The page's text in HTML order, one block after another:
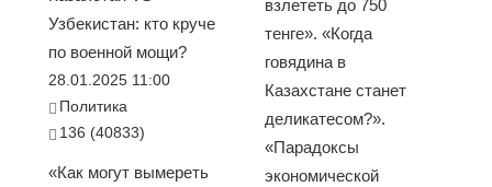
Узбекистан: кто круче
по военной мощи?
28.01.2025 11:00
Политика
136 (40833)
«Как могут вымереть
взлететь до 750
тенге». «Когда
говядина в
Казахстане станет
деликатесом?».
«Парадоксы
экономической